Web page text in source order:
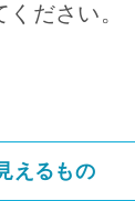
ださい。
えるもの